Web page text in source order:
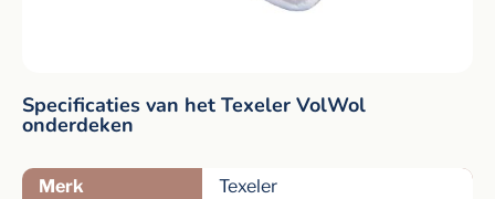
Specificaties van het Texeler VolWol
onderdeken
Merk
Texeler